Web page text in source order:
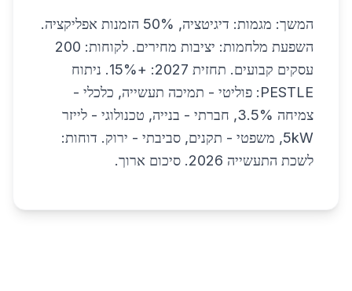
המשך: מגמות: דיגיטציה, 50% הזמנות אפליקציה.
השפעת מלחמות: יציבות מחירים. לקוחות: 200
עסקים קבועים. תחזית 2027: +15%. ניתוח
PESTLE: פוליטי - תמיכה תעשייה, כלכלי -
צמיחה 3.5%, חברתי - בנייה, טכנולוגי - לייזר
5kW, משפטי - תקנים, סביבתי - ירוק. דוחות:
לשכת התעשייה 2026. סיכום ארוך.